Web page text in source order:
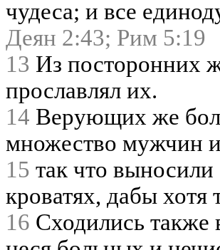
чудеса; и все
Деян 2:43; Рим 5:19
13 Из посторонних
прославлял их.
14 Верующих же
множество мужчин
15 так что
кроватях, дабы хотя
16 Сходились также